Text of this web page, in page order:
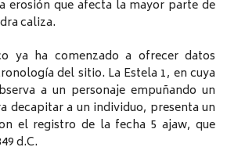
erosión que afecta la mayor parte de
caliza.
ya ha comenzado a ofrecer datos
del sitio. La Estela 1, en cuya
a un personaje empuñando un
decapitar a un individuo, presenta un
el registro de la fecha 5 ajaw, que
d.C.